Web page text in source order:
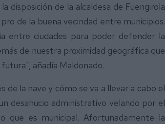
disposición de la alcaldesa de Fuengirola
de la buena vecindad entre municipios.
entre ciudades para poder defender la
de nuestra proximidad geográfica que
añadía Maldonado.
de la nave y cómo se va a llevar a cabo el
desahucio administrativo velando por el
que es municipal. Afortunadamente la